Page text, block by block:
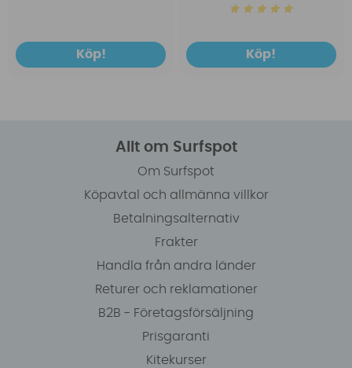
Köp! Köp!
Allt om Surfspot
Om Surfspot
Köpavtal och allmänna villkor
Betalningsalternativ
Frakter
Handla från andra länder
Returer och reklamationer
B2B - Företagsförsäljning
Prisgaranti
Kitekurser